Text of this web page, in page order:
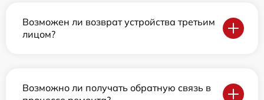
Возможен ли возврат устройства третьим
лицом?
Возможно ли получать обратную связь в